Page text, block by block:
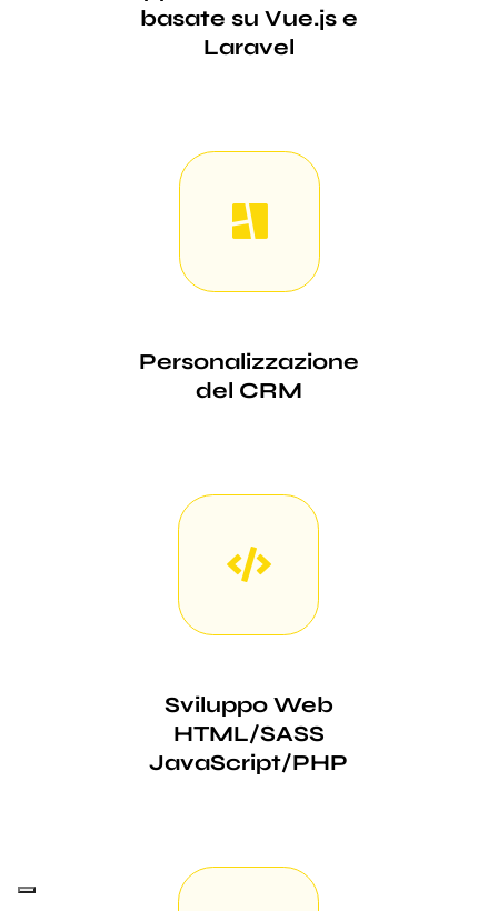
basate su Vue.js e
Laravel
Personalizzazione
del CRM
Sviluppo Web
HTML/SASS
JavaScript/PHP